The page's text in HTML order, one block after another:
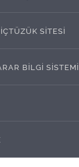
SİTESİ
BİLGİ SİSTEMİ